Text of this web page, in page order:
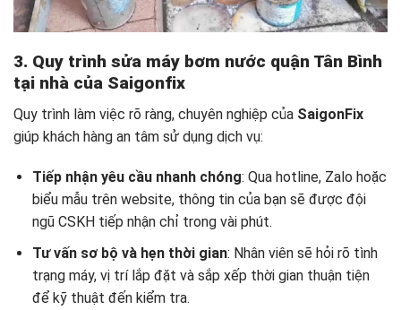
3. Quy trình sửa máy bơm nước quận Tân Bình
tại nhà của Saigonfix
Quy trình làm việc rõ ràng, chuyên nghiệp của SaigonFix
giúp khách hàng an tâm sử dụng dịch vụ:
Tiếp nhận yêu cầu nhanh chóng: Qua hotline, Zalo hoặc
biểu mẫu trên website, thông tin của bạn sẽ được đội
ngũ CSKH tiếp nhận chỉ trong vài phút.
Tư vấn sơ bộ và hẹn thời gian: Nhân viên sẽ hỏi rõ tình
trạng máy, vị trí lắp đặt và sắp xếp thời gian thuận tiện
để kỹ thuật đến kiểm tra.